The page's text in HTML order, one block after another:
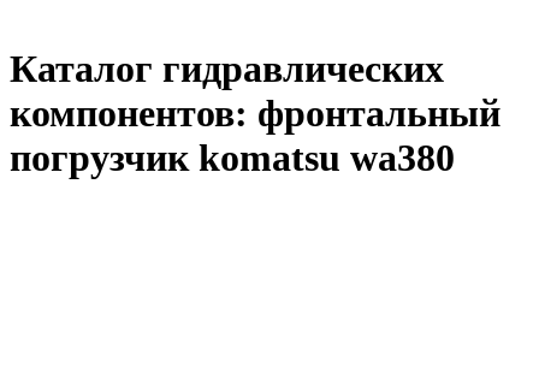
Каталог гидравлических
компонентов: фронтальный
погрузчик komatsu wa380